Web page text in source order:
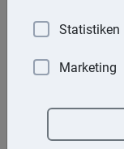
Kontakt
Statistiken
Marketing